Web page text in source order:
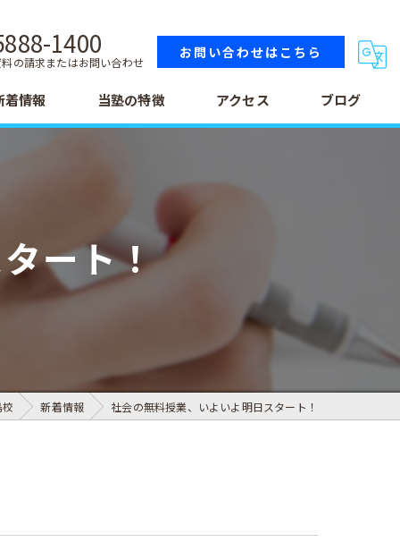
1400
の請求またはお問い合わせ
お問い合わせはこちら
着情報 当塾の特徴
高校生
テスト
アクセス ブログ
ート！
新着情報 社会の無料授業、いよいよ明日スタート！